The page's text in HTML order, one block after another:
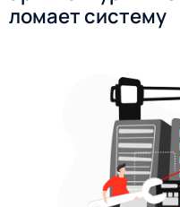
ломает систему